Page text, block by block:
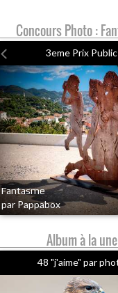
Concours Photo :
3eme Prix Public
Fantasme
par Pappabox
Album à la une
48 "j'aime" par